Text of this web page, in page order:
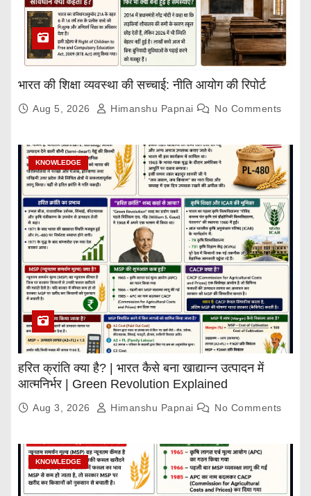
भारत की शिक्षा व्यवस्था की सच्चाई: नीति आयोग की रिपोर्ट
Aug 5, 2026 Himanshu Papnai No Comments
KNOWLEDGE
हरित क्रांति क्या है? | भारत कैसे बना खाद्यान्न उत्पादन में
आत्मनिर्भर | Green Revolution Explained
Aug 3, 2026 Himanshu Papnai No Comments
KNOWLEDGE